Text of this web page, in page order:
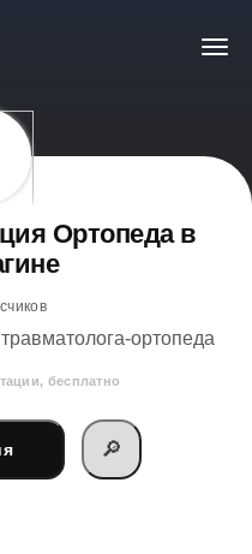
Ортопеда в
ортопеда
бесплатно
🔎